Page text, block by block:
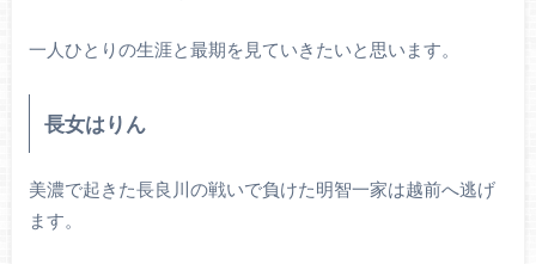
一人ひとりの生涯と最期を見ていきたいと思います。
長女はりん
美濃で起きた長良川の戦いで負けた明智一家は越前へ逃げ
ます。